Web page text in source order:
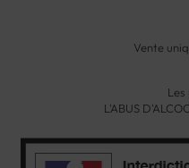
Vente
L'ABUS